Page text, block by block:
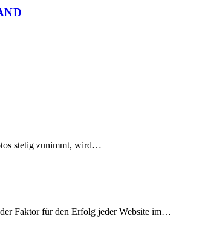
stetig zunimmt, wird…
Faktor für den Erfolg jeder Website im…